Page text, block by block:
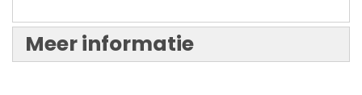
Meer informatie